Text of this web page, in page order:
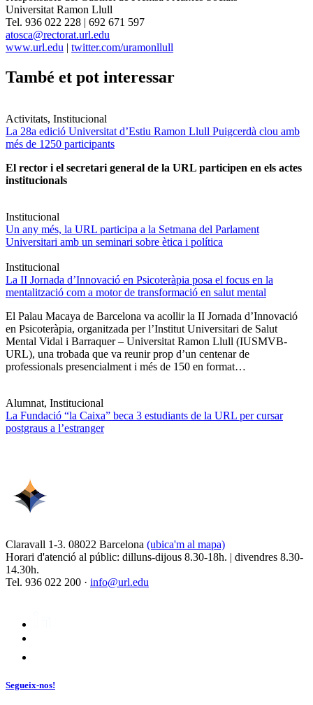
Universitat Ramon Llull
Tel. 936 022 228 | 692 671 597
atosca@rectorat.url.edu
www.url.edu | twitter.com/uramonllull
També et pot interessar
Activitats, Institucional
La 28a edició Universitat d’Estiu Ramon Llull Puigcerdà clou amb
més de 1250 participants
El rector i el secretari general de la URL participen en els actes
institucionals
Institucional
Un any més, la URL participa a la Setmana del Parlament
Universitari amb un seminari sobre ètica i política
Institucional
La II Jornada d’Innovació en Psicoteràpia posa el focus en la
mentalització com a motor de transformació en salut mental
El Palau Macaya de Barcelona va acollir la II Jornada d’Innovació
en Psicoteràpia, organitzada per l’Institut Universitari de Salut
Mental Vidal i Barraquer – Universitat Ramon Llull (IUSMVB-
URL), una trobada que va reunir prop d’un centenar de
professionals presencialment i més de 150 en format…
Alumnat, Institucional
La Fundació “la Caixa” beca 3 estudiants de la URL per cursar
postgraus a l’estranger
Claravall 1-3. 08022 Barcelona (ubica'm al mapa)
Horari d'atenció al públic: dilluns-dijous 8.30-18h. | divendres 8.30-
14.30h.
Tel. 936 022 200 · info@url.edu
Segueix-nos!